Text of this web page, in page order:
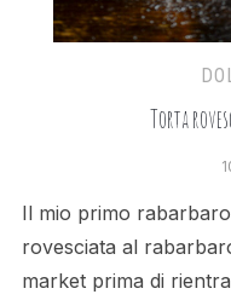
Torta
Il mio primo
rovesciata al
market prima di